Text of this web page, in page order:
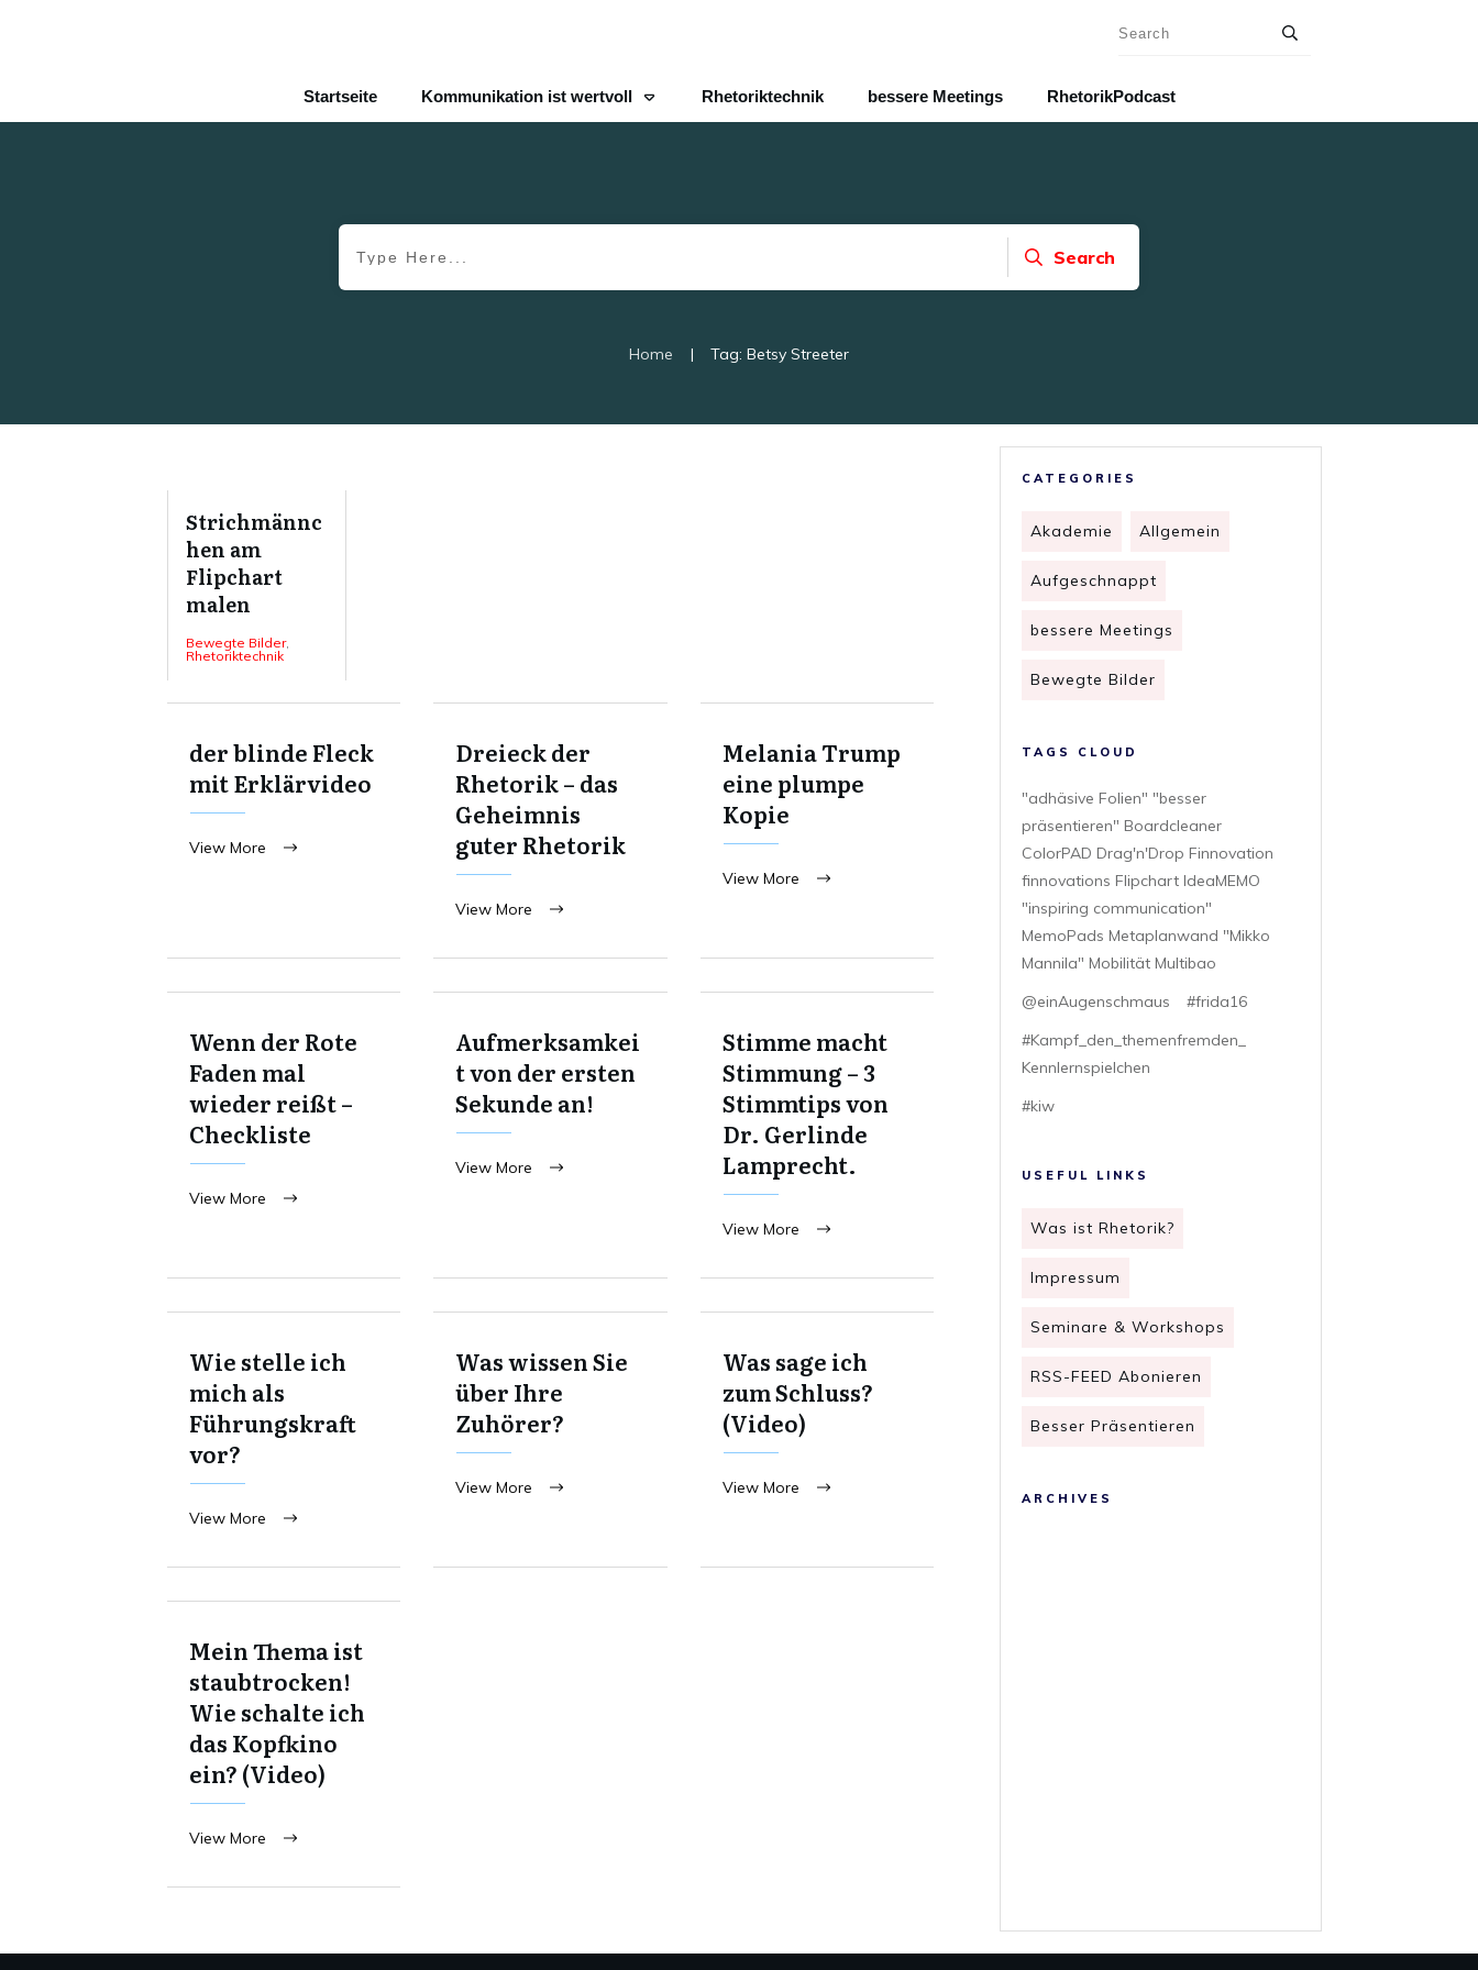
Startseite Kommunikation ist wertvoll Rhetoriktechnik bessere Meetings RhetorikPodcast
Search
Home | Tag: Betsy Streeter
Strichmännc
hen am
Flipchart
malen
Bewegte Bilder,
Rhetoriktechnik
der blinde Fleck
mit Erklärvideo
View More
Dreieck der
Rhetorik – das
Geheimnis
guter Rhetorik
View More
Melania Trump
eine plumpe
Kopie
View More
Wenn der Rote
Faden mal
wieder reißt –
Checkliste
View More
Aufmerksamkei
t von der ersten
Sekunde an!
View More
Stimme macht
Stimmung – 3
Stimmtips von
Dr. Gerlinde
Lamprecht.
View More
Wie stelle ich
mich als
Führungskraft
vor?
View More
Was wissen Sie
über Ihre
Zuhörer?
View More
Was sage ich
zum Schluss?
(Video)
View More
Mein Thema ist
staubtrocken!
Wie schalte ich
das Kopfkino
ein? (Video)
View More
CATEGORIES
Akademie Allgemein
Aufgeschnappt
bessere Meetings
Bewegte Bilder
TAGS CLOUD
"adhäsive Folien" "besser
präsentieren" Boardcleaner
ColorPAD Drag'n'Drop Finnovation
finnovations Flipchart IdeaMEMO
"inspiring communication"
MemoPads Metaplanwand "Mikko
Mannila" Mobilität Multibao
@einAugenschmaus
#frida16
#Kampf_den_themenfremden_
Kennlernspielchen
#kiw
USEFUL LINKS
Was ist Rhetorik?
Impressum
Seminare & Workshops
RSS-FEED Abonieren
Besser Präsentieren
ARCHIVES